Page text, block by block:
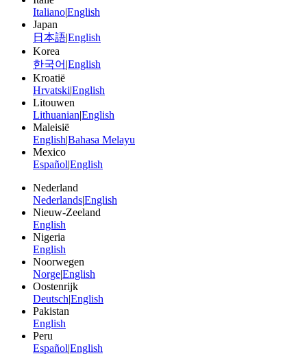
Italiano|English
Japan
日本語|English
Korea
한국어 |English
Kroatië
Hrvatski|English
Litouwen
Lithuanian|English
Maleisië
English|Bahasa Melayu
Mexico
Español|English
Nederland
Nederlands|English
Nieuw-Zeeland
English
Nigeria
English
Noorwegen
Norge|English
Oostenrijk
Deutsch|English
Pakistan
English
Peru
Español|English